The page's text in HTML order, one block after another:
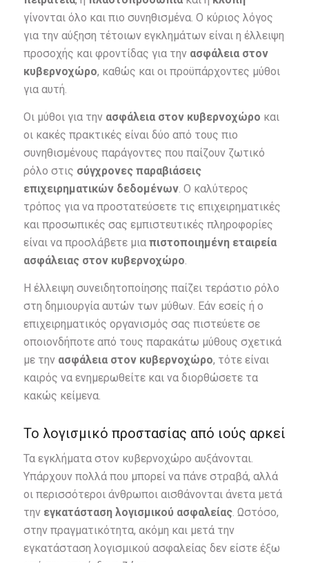
γίνονται όλο και πιο συνηθισμένα. Ο κύριος λόγος
για την αύξηση τέτοιων εγκλημάτων είναι η έλλειψη
προσοχής και φροντίδας για την ασφάλεια στον
κυβερνοχώρο, καθώς και οι προϋπάρχοντες μύθοι
για αυτή.
Οι μύθοι για την ασφάλεια στον κυβερνοχώρο και
οι κακές πρακτικές είναι δύο από τους πιο
συνηθισμένους παράγοντες που παίζουν ζωτικό
ρόλο στις σύγχρονες παραβιάσεις
επιχειρηματικών δεδομένων. Ο καλύτερος
τρόπος για να προστατεύσετε τις επιχειρηματικές
και προσωπικές σας εμπιστευτικές πληροφορίες
είναι να προσλάβετε μια πιστοποιημένη εταιρεία
ασφάλειας στον κυβερνοχώρο.
Η έλλειψη συνειδητοποίησης παίζει τεράστιο ρόλο
στη δημιουργία αυτών των μύθων. Εάν εσείς ή ο
επιχειρηματικός οργανισμός σας πιστεύετε σε
οποιονδήποτε από τους παρακάτω μύθους σχετικά
με την ασφάλεια στον κυβερνοχώρο, τότε είναι
καιρός να ενημερωθείτε και να διορθώσετε τα
κακώς κείμενα.
Το λογισμικό προστασίας από ιούς αρκεί
Τα εγκλήματα στον κυβερνοχώρο αυξάνονται.
Υπάρχουν πολλά που μπορεί να πάνε στραβά, αλλά
οι περισσότεροι άνθρωποι αισθάνονται άνετα μετά
την εγκατάσταση λογισμικού ασφαλείας. Ωστόσο,
στην πραγματικότητα, ακόμη και μετά την
εγκατάσταση λογισμικού ασφαλείας δεν είστε έξω